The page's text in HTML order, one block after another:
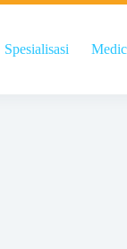
Spesialisasi